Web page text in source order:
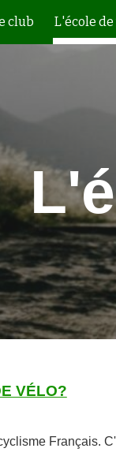
Skip to
club L'école de
VÉLO?
Français.